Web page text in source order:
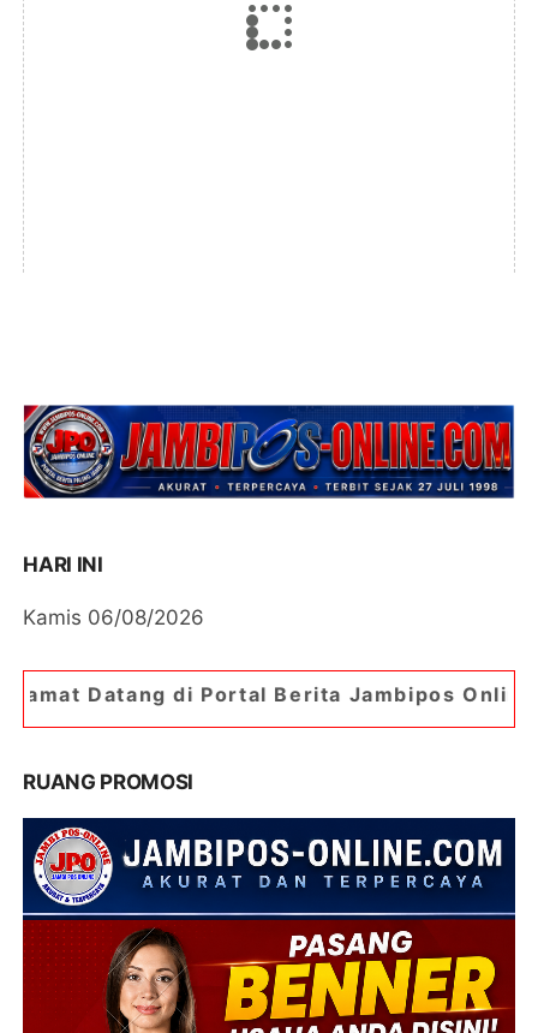
HARI INI
Kamis 06/08/2026
di Portal Berita Jambipos Online. Portal Berita
RUANG PROMOSI